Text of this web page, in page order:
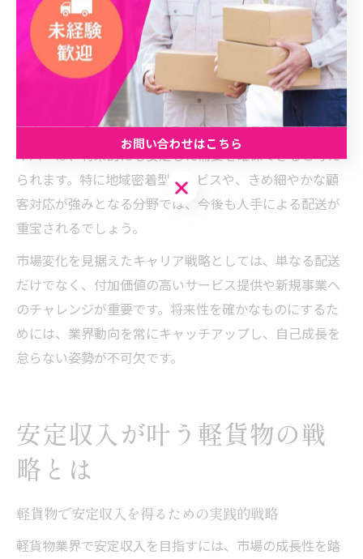
らには法規制やテクノロジーの進化によって大きく変動
しています。市場規模は拡大していますが、今後はAIや
自動運転、EV車両の普及などが業界構造を変える可能性
一方で、こうした変化に柔軟に対応できる事業者やドラ
イバーは、将来的にも安定した需要を確保できると考え
られます。特に地域密着型サービスや、きめ細やかな顧
客対応が強みとなる分野では、今後も人手による配送が
重宝されるでしょう。
市場変化を見据えたキャリア戦略としては、単なる配送
だけでなく、付加価値の高いサービス提供や新規事業へ
のチャレンジが重要です。将来性を確かなものにするた
めには、業界動向を常にキャッチアップし、自己成長を
怠らない姿勢が不可欠です。
安定収入が叶う軽貨物の戦
略とは
軽貨物で安定収入を得るための実践的戦略
軽貨物業界で安定収入を目指すには、市場の成長性を踏
お問い合わせはこちら
お問い合わせはこちら